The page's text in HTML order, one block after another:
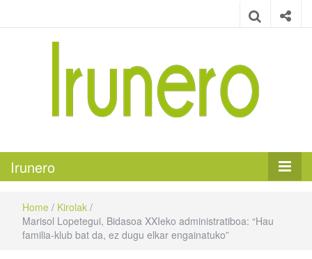
Irunero
Home / Kirolak /
Marisol Lopetegui, Bidasoa XXIeko administratiboa: “Hau
familia-klub bat da, ez dugu elkar engainatuko”